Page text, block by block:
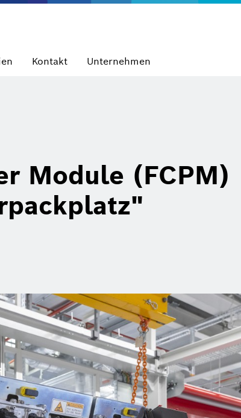
Kontakt Unternehmen
Module (FCPM)